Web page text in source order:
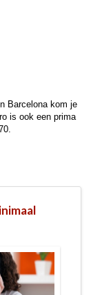
Barcelona kom je
is ook een prima